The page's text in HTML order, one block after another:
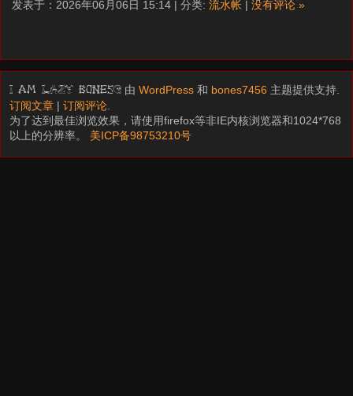
发表于：2026年06月06日 15:14 | 分类: 流水帐 | 没有评论 »
I am LAZY bones? 由WordPress 和 bones7456 主题提供支持.
订阅文章 |订阅评论
为了达到最佳浏览效果，请使用firefox等非IE内核浏览器和1024*768
以上的分辨率。 美ICP备98753210号